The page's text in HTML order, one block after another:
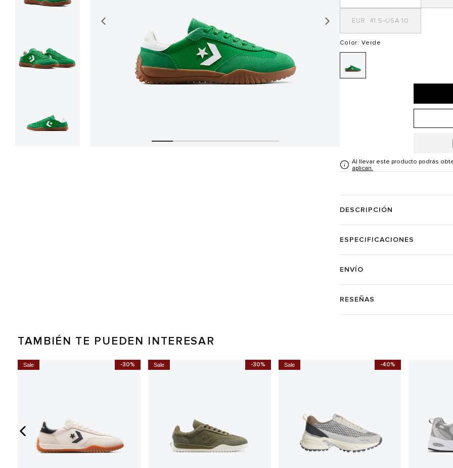
10
41.5
Color: Verde
Al llevar este producto podrás
aplican.
DESCRIPCIÓN
ESPECIFICACIONES
ENVÍO
RESEÑAS
TAMBIÉN TE PUEDEN INTERESAR
-30%
Sale -30%
Sale -40%
Sale